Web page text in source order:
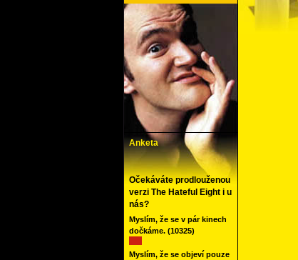
Anketa
Očekáváte prodlouženou
verzi The Hateful Eight i u
nás?
Myslím, že se v pár kinech
dočkáme.(10325)
Myslím, že se objeví pouze